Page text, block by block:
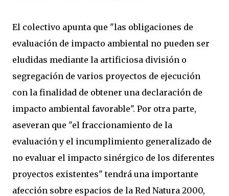
El colectivo apunta que "las obligaciones de
evaluación de impacto ambiental no pueden ser
eludidas mediante la artificiosa división o
segregación de varios proyectos de ejecución
con la finalidad de obtener una declaración de
impacto ambiental favorable". Por otra parte,
aseveran que "el fraccionamiento de la
evaluación y el incumplimiento generalizado de
no evaluar el impacto sinérgico de los diferentes
proyectos existentes" tendrá una importante
afección sobre espacios de la Red Natura 2000,